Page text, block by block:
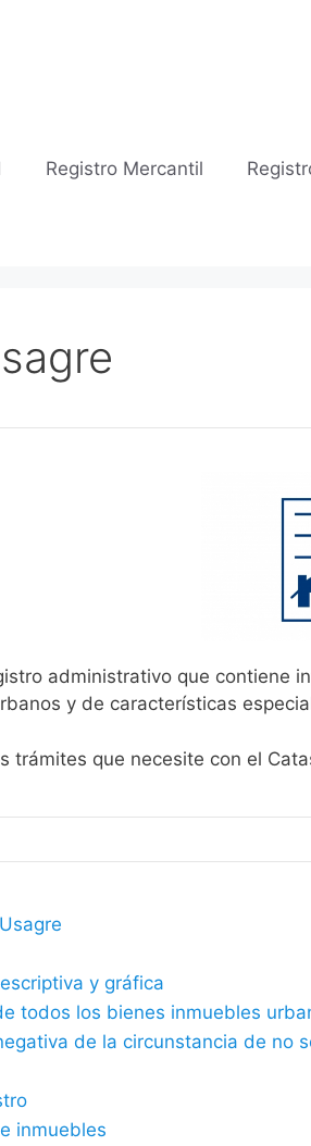
Registro Mercantil
administrativo que contiene
y de características
trámites que necesite con el
y gráfica
todos los bienes inmuebles
de la circunstancia de no
inmuebles